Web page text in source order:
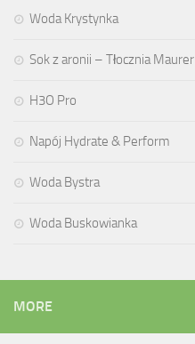
Woda Krystynka
Sok z aronii – Tłocznia Maurer
H3O Pro
Napój Hydrate & Perform
Woda Bystra
Woda Buskowianka
MORE